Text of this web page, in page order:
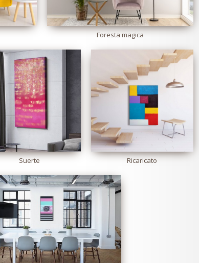
Foresta magica
Suerte Ricaricato